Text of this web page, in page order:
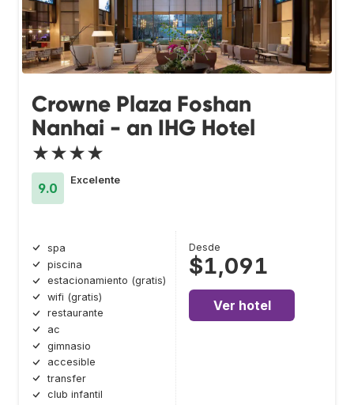
Crowne Plaza Foshan
Nanhai - an IHG Hotel
★★★★
9.0
Excelente
spa
piscina
estacionamiento (gratis)
wifi (gratis)
restaurante
ac
gimnasio
accesible
transfer
club infantil
Desde
$1,091
Ver hotel